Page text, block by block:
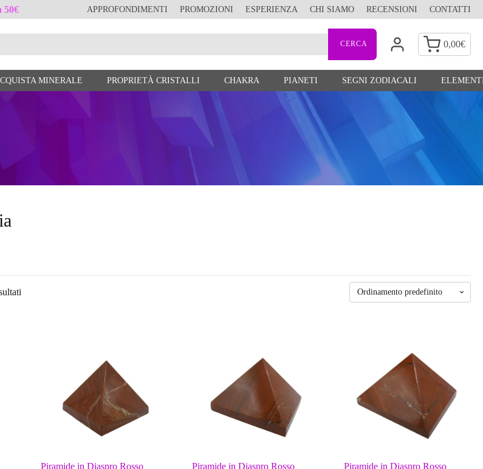
50€ APPROFONDIMENTI PROMOZIONI ESPERIENZA CHI SIAMO RECENSIONI CONTATTI
0,00€
MINERALE PROPRIETÀ CRISTALLI CHAKRA PIANETI SEGNI ZODIACALI
Piramide in Diaspro Rosso
Piramide in Diaspro Rosso
Piramide in Diaspro Rosso